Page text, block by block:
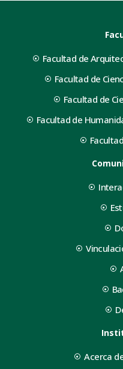
Facultad de
Facultad de
Facultad de
Facultad de
Acerca